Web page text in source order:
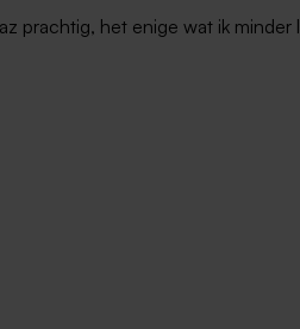
prachtig, het enige wat ik